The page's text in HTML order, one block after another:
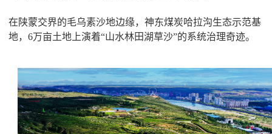
在陕蒙交界的毛乌素沙地边缘，神东煤炭哈拉沟生态示范基
地，6万亩土地上演着“山水林田湖草沙”的系统治理奇迹。